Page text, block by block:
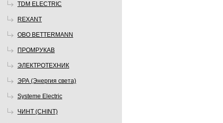
TDM ELECTRIC
REXANT
OBO BETTERMANN
ПРОМРУКАВ
ЭЛЕКТРОТЕХНИК
ЭРА (Энергия света)
Systeme Electric
ЧИНТ (CHINT)